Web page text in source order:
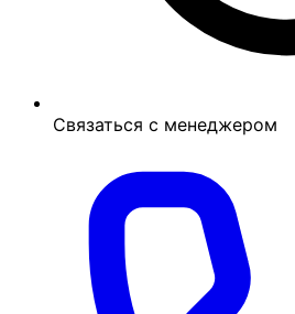
Связаться с менеджером